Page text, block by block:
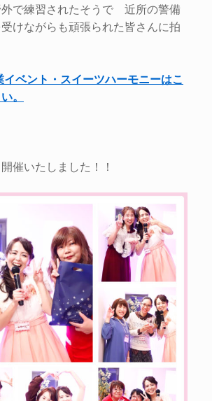
外で練習されたそうで 近所の警備
けながらも頑張られた皆さんに拍
ベント・スイーツハーモニーはこ
。
催いたしました！！